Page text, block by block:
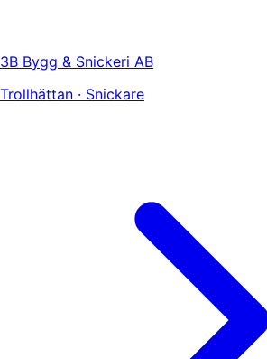
3B Bygg & Snickeri AB
Trollhättan · Snickare